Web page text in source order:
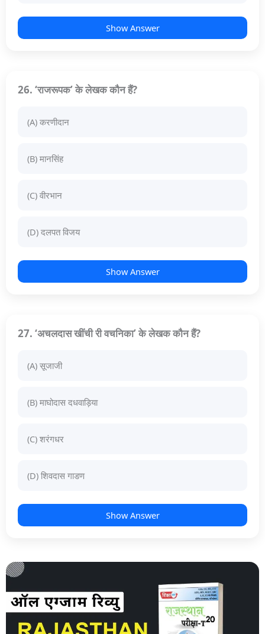
Show Answer
26. ‘राजरूपक’ के लेखक कौन हैं?
(A) करणीदान
(B) मानसिंह
(C) वीरभान
(D) दलपत विजय
Show Answer
27. ‘अचलदास खींची री वचनिका’ के लेखक कौन हैं?
(A) सूजाजी
(B) माघोदास दधवाड़िया
(C) शरंगधर
(D) शिवदास गाडण
Show Answer